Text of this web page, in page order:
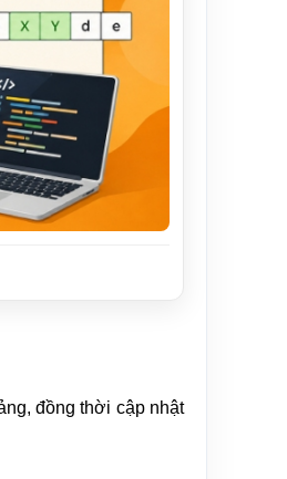
đồng thời cập nhật